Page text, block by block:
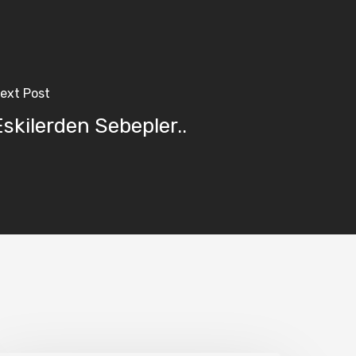
Post
Sebepler..